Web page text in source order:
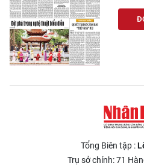
Chuyên trang TP. Hồ Chí
CHUYÊN ĐỀ
Tổng Biên tập :
Trụ sở chính: 71